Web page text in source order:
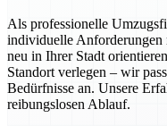
Als professionelle
individuelle Anforderungen
neu in Ihrer Stadt
Standort verlegen – wir
Bedürfnisse an. Unsere
reibungslosen Ablauf.